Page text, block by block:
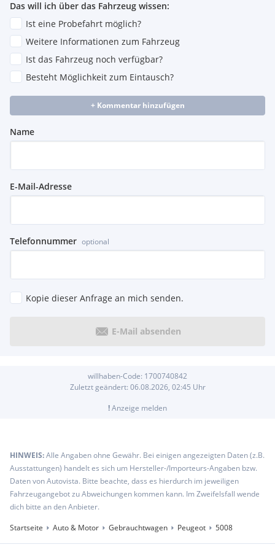
5008 Schriftzug
Seitenscheiben in Reihe 2 und Heckscheibe stärker getönt
Uni-Lackierung
Verkehrsschilderkennung mit Darstellung der
Geschwindigkeitsempfehlung im Kombiinstrument
Verschiebbare Sitzbank in Reihe 2 (60/40) mit neigbaren
Visiopark 1:
Zierleisten im unteren Teil der Türen in glänzendem
Das will ich über das Fahrzeug wissen:
Ist eine Probefahrt möglich?
Weitere Informationen zum Fahrzeug
Ist das Fahrzeug noch verfügbar?
Besteht Möglichkeit zum Eintausch?
+ Kommentar hinzufügen
Name
E-Mail-Adresse
Telefonnummer optional
Kopie dieser Anfrage an mich senden.
E-Mail absenden
willhaben-Code: 1700740842
Zuletzt geändert: 06.08.2026, 02:45 Uhr
!Anzeige melden
HINWEIS:Alle Angaben ohne Gewähr. Bei einigen angezeigten Daten (z.B.
Ausstattungen) handelt es sich um Hersteller-/Importeurs-Angaben bzw.
Daten von Autovista. Bitte beachte, dass es hierdurch im jeweiligen
Fahrzeugangebot zu Abweichungen kommen kann. Im Zweifelsfall wende
dich bitte an den Anbieter.
Startseite
Auto & Motor Gebrauchtwagen Peugeot 5008